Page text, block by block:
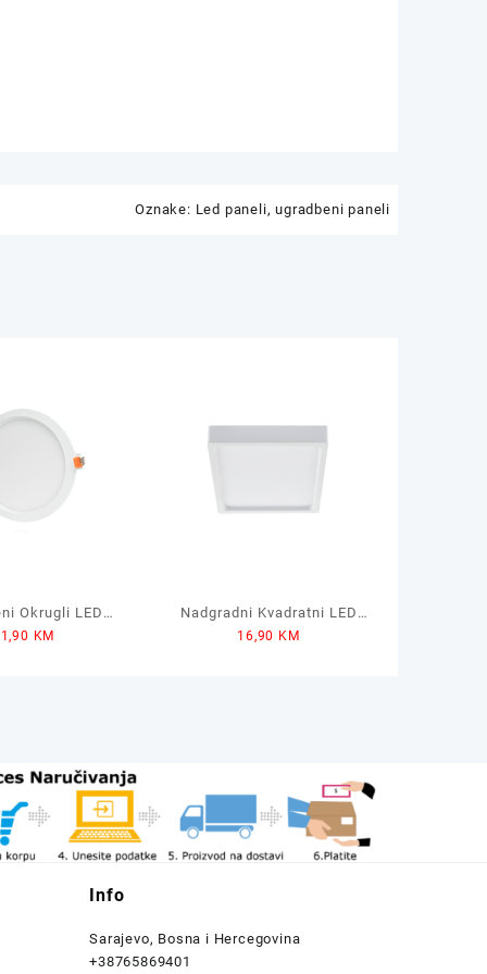
Oznake: Led paneli,ugradbeni paneli
Okrugli LED
TECH 2u1
KM
Nadgradni Kvadratni LED
Panel GREEN TECH 12W
16,90 KM
Info
Sarajevo, Bosna i Hercegovina
+38765869401